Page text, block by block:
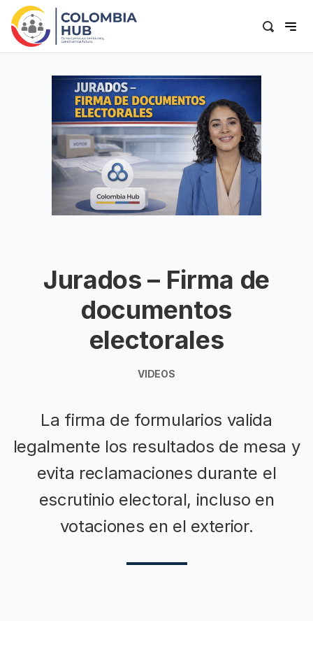
Jurados – Firma de
documentos
electorales
VIDEOS
La firma de formularios valida
legalmente los resultados de mesa y
evita reclamaciones durante el
escrutinio electoral, incluso en
votaciones en el exterior.